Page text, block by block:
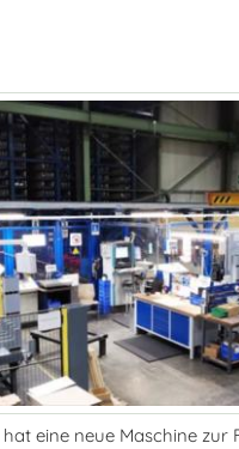
eine neue Maschine zur